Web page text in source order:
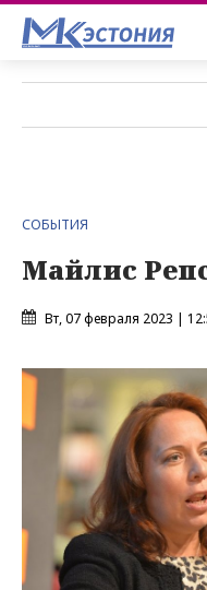
СОБЫТИЯ
Майлис
Вт, 07 февраля 2023 |